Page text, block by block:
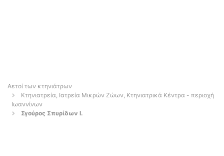
Αετοί των κτηνιάτρων
Κτηνιατρεία, Ιατρεία Μικρών Ζώων, Κτηνιατρικά Κέντρα - περιοχή
Ιωαννίνων
Σγούρος Σπυρίδων Ι.